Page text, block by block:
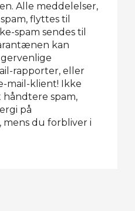
Alle meddelelser,
flyttes til
spam sendes til
kan
rapporter, eller
mail-klient! Ikke
håndtere spam,
på
du forbliver i